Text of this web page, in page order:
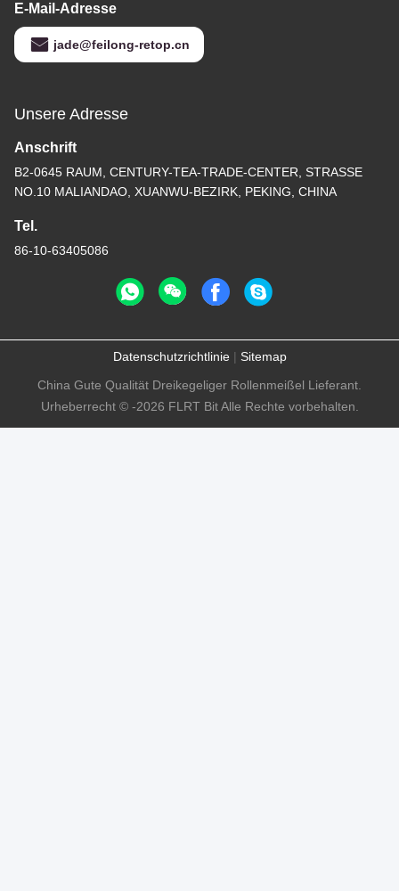
E-Mail-Adresse
jade@feilong-retop.cn
Unsere Adresse
Anschrift
B2-0645 RAUM, CENTURY-TEA-TRADE-CENTER, STRASSE
NO.10 MALIANDAO, XUANWU-BEZIRK, PEKING, CHINA
Tel.
86-10-63405086
Datenschutzrichtlinie| Sitemap
China Gute Qualität Dreikegeliger Rollenmeißel Lieferant.
Urheberrecht © -2026 FLRT Bit Alle Rechte vorbehalten.